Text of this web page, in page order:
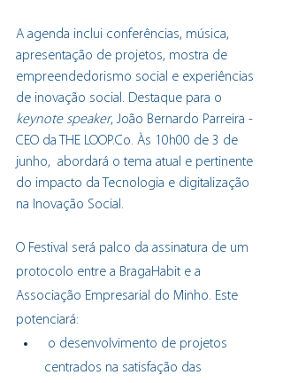
A agenda inclui conferências, música,
apresentação de projetos, mostra de
empreendedorismo social e experiências
de inovação social. Destaque para o
keynote speaker, João Bernardo Parreira -
CEO da THE LOOP.Co. Às 10h00 de 3 de
junho,  abordará o tema atual e pertinente
do impacto da Tecnologia e digitalização
na Inovação Social.
O Festival será palco da assinatura de um
protocolo entre a BragaHabit e a
Associação Empresarial do Minho. Este
potenciará:
centrados na satisfação das